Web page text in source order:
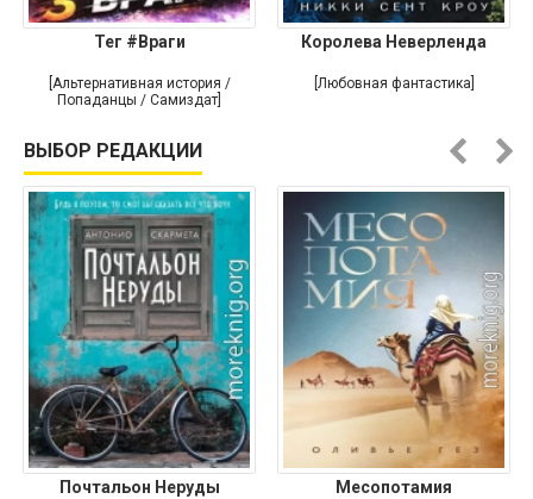
Тег #Враги
[Альтернативная история /
Попаданцы / Самиздат]
Королева Неверленда
[Любовная фантастика]
ВЫБОР РЕДАКЦИИ
Почтальон Неруды Месопотамия